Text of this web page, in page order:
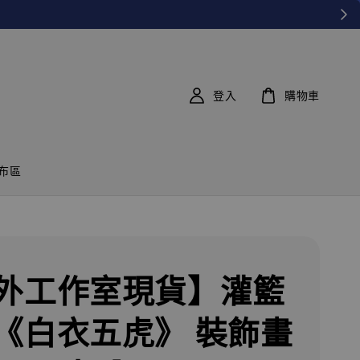
區
登入 購物車
工作室現貨】灌籃
白衣五虎》 裝飾畫